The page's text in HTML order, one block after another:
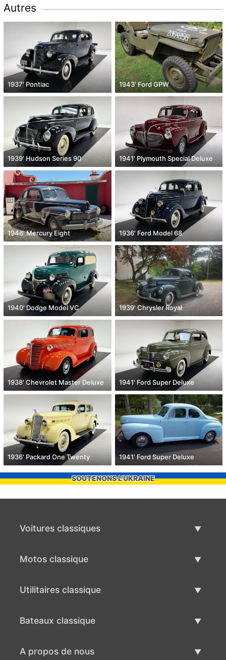
Autres
1937' Pontiac 1943' Ford GPW
1939' Hudson Series 90 1941' Plymouth Special Deluxe
1946' Mercury Eight 1936' Ford Model 68
1940' Dodge Model VC 1939' Chrysler Royal
1938' Chevrolet Master Deluxe 1941' Ford Super Deluxe
1936' Packard One Twenty 1941' Ford Super Deluxe
SOUTENONS L'UKRAINE
Voitures classiques
Motos classique
Utilitaires classique
Bateaux classique
A propos de nous